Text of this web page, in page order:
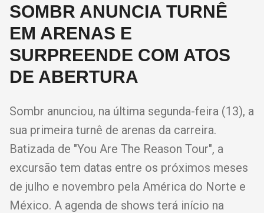
SOMBR ANUNCIA TURNÊ
EM ARENAS E
SURPREENDE COM ATOS
DE ABERTURA
Sombr anunciou, na última segunda-feira (13), a
sua primeira turnê de arenas da carreira.
Batizada de "You Are The Reason Tour", a
excursão tem datas entre os próximos meses
de julho e novembro pela América do Norte e
México. A agenda de shows terá início na